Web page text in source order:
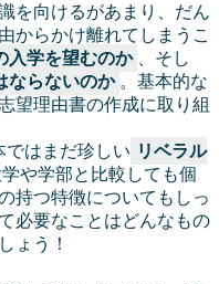
を向けるがあまり、だん
からかけ離れてしまうこ
入学を望むのか
、そし
ならないのか 。基本的な
望理由書の作成に取り組
ではまだ珍しい リベラル
や学部と比較しても個
持つ特徴についてもしっ
必要なことはどんなもの
ょう！